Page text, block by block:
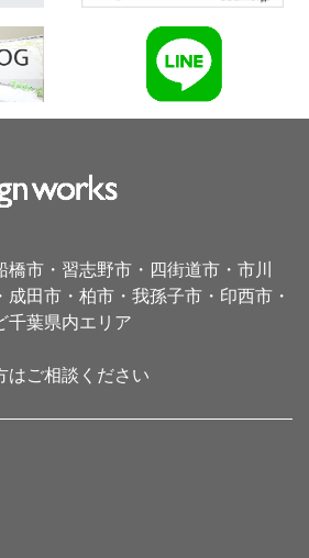
橋市・習志野市・四街道市・ 市川
田市・ 柏市・我孫子市・印西市・
千葉県内エリア
はご相談ください